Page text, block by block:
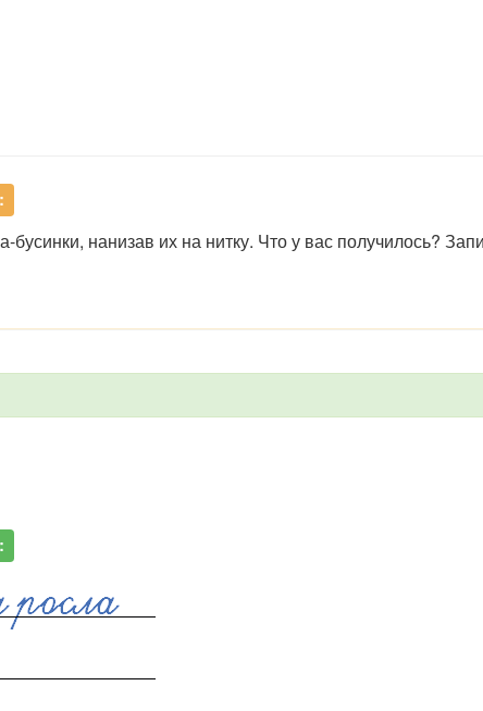
бусинки, нанизав их на нитку. Что у вас получилось?